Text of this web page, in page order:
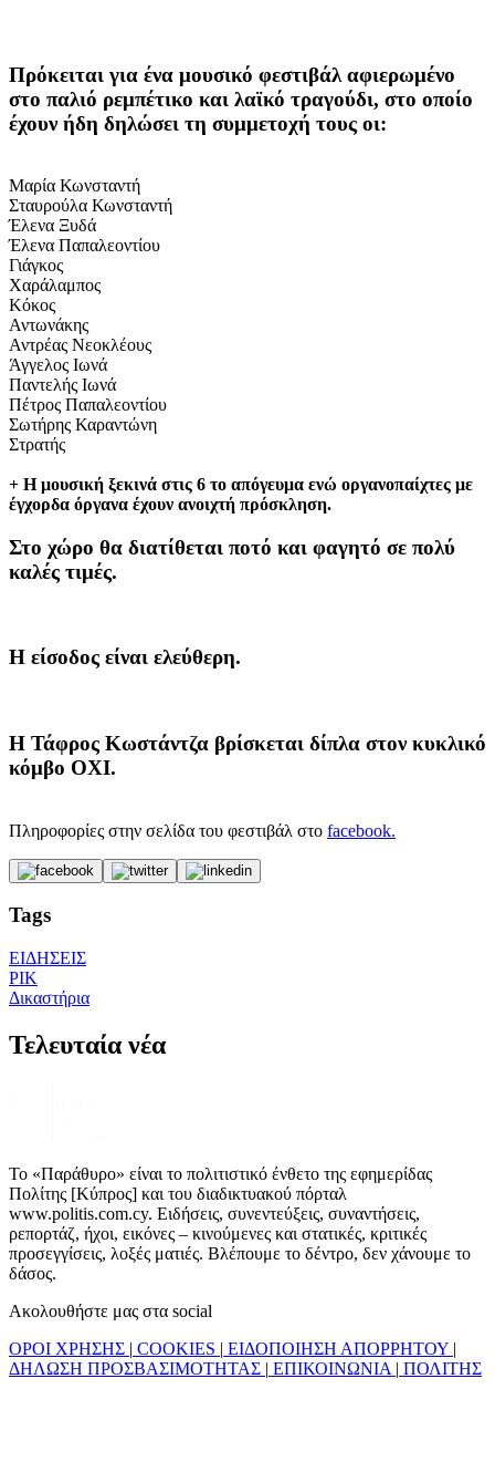
Πρόκειται για ένα μουσικό φεστιβάλ αφιερωμένο
στο παλιό ρεμπέτικο και λαϊκό τραγούδι, στο οποίο
έχουν ήδη δηλώσει τη συμμετοχή τους οι:
Μαρία Κωνσταντή
Σταυρούλα Κωνσταντή
Έλενα Ξυδά
Έλενα Παπαλεοντίου
Γιάγκος
Χαράλαμπος
Κόκος
Αντωνάκης
Αντρέας Νεοκλέους
Άγγελος Ιωνά
Παντελής Ιωνά
Πέτρος Παπαλεοντίου
Σωτήρης Καραντώνη
Στρατής
+ Η μουσική ξεκινά στις 6 το απόγευμα ενώ οργανοπαίχτες με
έγχορδα όργανα έχουν ανοιχτή πρόσκληση.
Στο χώρο θα διατίθεται ποτό και φαγητό σε πολύ
καλές τιμές.
Η είσοδος είναι ελεύθερη.
Η Τάφρος Κωστάντζα βρίσκεται δίπλα στον κυκλικό
κόμβο ΟΧΙ.
Πληροφορίες στην σελίδα του φεστιβάλ στο facebook.
Tags
ΕΙΔΗΣΕΙΣ
ΡΙΚ
Δικαστήρια
Τελευταία νέα
Το «Παράθυρο» είναι το πολιτιστικό ένθετο της εφημερίδας
Πολίτης [Κύπρος] και του διαδικτυακού πόρταλ
www.politis.com.cy. Ειδήσεις, συνεντεύξεις, συναντήσεις,
ρεπορτάζ, ήχοι, εικόνες – κινούμενες και στατικές, κριτικές
προσεγγίσεις, λοξές ματιές. Βλέπουμε το δέντρο, δεν χάνουμε το
δάσος.
Ακολουθήστε μας στα social
ΟΡΟΙ ΧΡΗΣΗΣ | COOKIES | ΕΙΔΟΠΟΙΗΣΗ ΑΠΟΡΡΗΤΟΥ |
ΔΗΛΩΣΗ ΠΡΟΣΒΑΣΙΜΟΤΗΤΑΣ | ΕΠΙΚΟΙΝΩΝΙΑ | ΠΟΛΙΤΗΣ